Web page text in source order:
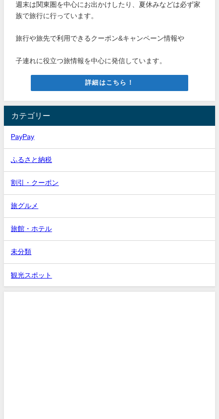
週末は関東圏を中心にお出かけしたり、夏休みなどは必ず家
族で旅行に行っています。
旅行や旅先で利用できるクーポン&キャンペーン情報や
子連れに役立つ旅情報を中心に発信しています。
詳細はこちら！
カテゴリー
PayPay
ふるさと納税
割引・クーポン
旅グルメ
旅館・ホテル
未分類
観光スポット